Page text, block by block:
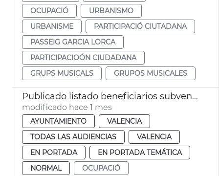
OCUPACIÓ
URBANISMO
URBANISME
PARTICIPACIÓ CIUTADANA
PASSEIG GARCIA LORCA
PARTICIPACIOÓN CIUDADANA
GRUPS MUSICALS
GRUPOS MUSICALES
Publicado listado beneficiarios subvenciones patrimonio pesquero 2026 València
modificado hace 1 mes
AYUNTAMIENTO
VALENCIA
TODAS LAS AUDIENCIAS
VALENCIA
EN PORTADA
EN PORTADA TEMÁTICA
NORMAL
OCUPACIÓ